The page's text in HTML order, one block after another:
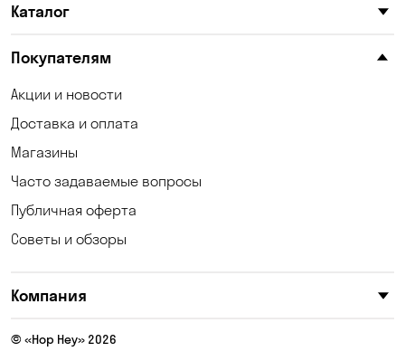
Каталог
Покупателям
Акции и новости
Доставка и оплата
Магазины
Часто задаваемые вопросы
Публичная оферта
Советы и обзоры
Компания
© «Hop Hey» 2026